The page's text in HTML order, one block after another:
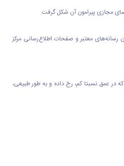
مجازی پیرامون آن شکل گرفت.
معتبر و صفحات اطلاع‌رسانی مرکز
در عمق نسبتا کم، رخ داده و به طور طبیعی،